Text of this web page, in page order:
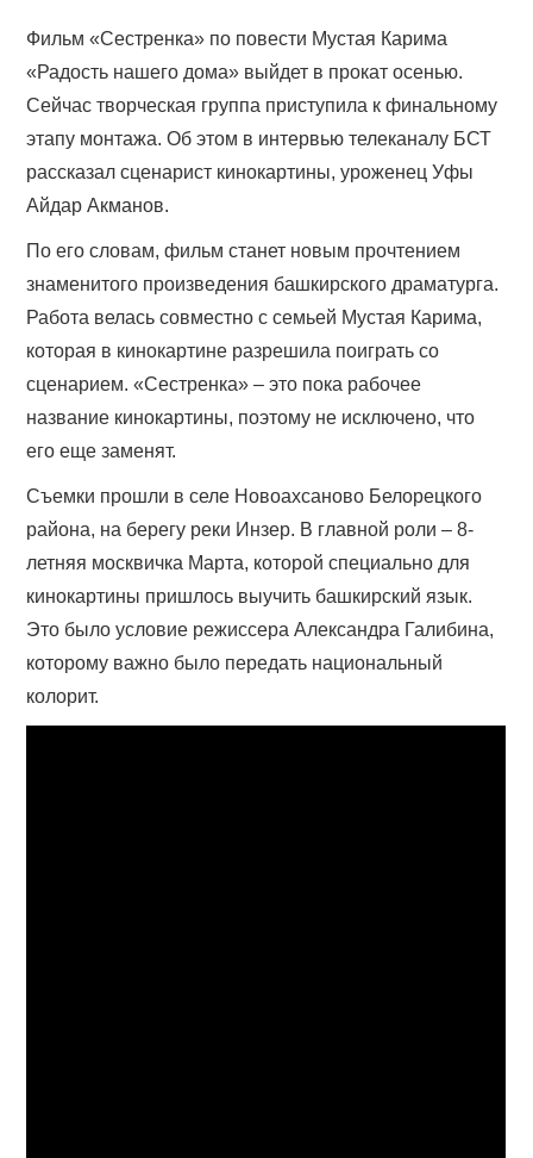
Фильм «Сестренка» по повести Мустая Карима
«Радость нашего дома» выйдет в прокат осенью.
Сейчас творческая группа приступила к финальному
этапу монтажа. Об этом в интервью телеканалу БСТ
рассказал сценарист кинокартины, уроженец Уфы
Айдар Акманов.
По его словам, фильм станет новым прочтением
знаменитого произведения башкирского драматурга.
Работа велась совместно с семьей Мустая Карима,
которая в кинокартине разрешила поиграть со
сценарием. «Сестренка» – это пока рабочее
название кинокартины, поэтому не исключено, что
его еще заменят.
Съемки прошли в селе Новоахсаново Белорецкого
района, на берегу реки Инзер. В главной роли – 8-
летняя москвичка Марта, которой специально для
кинокартины пришлось выучить башкирский язык.
Это было условие режиссера Александра Галибина,
которому важно было передать национальный
колорит.